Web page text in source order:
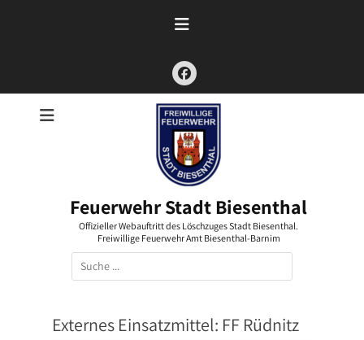
Facebook
Feuerwehr Stadt Biesenthal
Offizieller Webauftritt des Löschzuges Stadt Biesenthal.
Freiwillige Feuerwehr Amt Biesenthal-Barnim
Suchen
nach:
Externes Einsatzmittel: FF Rüdnitz